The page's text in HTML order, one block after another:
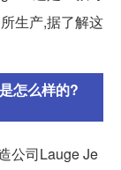
生产,据了解这
怎么样的?
公司Lauge Je